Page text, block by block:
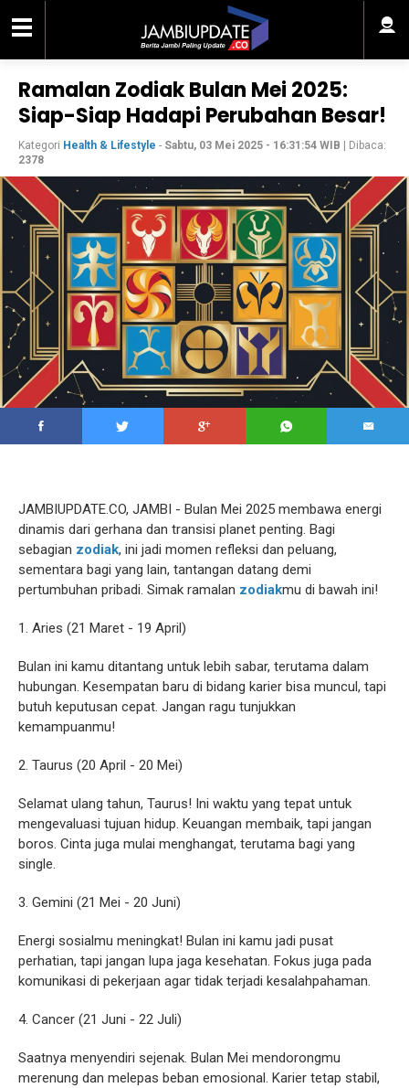
Ramalan Zodiak Bulan Mei 2025:
Siap-Siap Hadapi Perubahan Besar!
Kategori Health & Lifestyle - Sabtu, 03 Mei 2025 - 16:31:54 WIB | Dibaca:
2378
JAMBIUPDATE.CO, JAMBI - Bulan Mei 2025 membawa energi
dinamis dari gerhana dan transisi planet penting. Bagi
sebagian zodiak, ini jadi momen refleksi dan peluang,
sementara bagi yang lain, tantangan datang demi
pertumbuhan pribadi. Simak ramalan zodiakmu di bawah ini!
1. Aries (21 Maret - 19 April)
Bulan ini kamu ditantang untuk lebih sabar, terutama dalam
hubungan. Kesempatan baru di bidang karier bisa muncul, tapi
butuh keputusan cepat. Jangan ragu tunjukkan
kemampuanmu!
2. Taurus (20 April - 20 Mei)
Selamat ulang tahun, Taurus! Ini waktu yang tepat untuk
mengevaluasi tujuan hidup. Keuangan membaik, tapi jangan
boros. Cinta juga mulai menghangat, terutama bagi yang
single.
3. Gemini (21 Mei - 20 Juni)
Energi sosialmu meningkat! Bulan ini kamu jadi pusat
perhatian, tapi jangan lupa jaga kesehatan. Fokus juga pada
komunikasi di pekerjaan agar tidak terjadi kesalahpahaman.
4. Cancer (21 Juni - 22 Juli)
Saatnya menyendiri sejenak. Bulan Mei mendorongmu
merenung dan melepas beban emosional. Karier tetap stabil,